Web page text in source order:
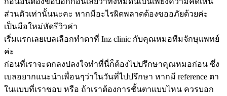
ส่วนตัวเท่านั้นนะคะ หากมีอะไรผิดพลาดต้องขออภัยด้วยค่ะ
เป็นมือใหม่หัดรีวิวค่า
เริ่มแรกเลยเบลเลือกทำตาที่ Inz clinic กับคุณหมอทีมจักษุแพทย์
ค่ะ
ก่อนที่เราจะตกลงปลงใจทำที่นี่ก็ต้องไปปรึกษาคุณหมอก่อน ซึ่ง
เบลอยากแนะนำเพื่อนๆว่าในวันที่ไปปรึกษา หากมี reference ตา
ในแบบที่เราชอบ หรือ ถ้าเราต้องการชั้นตาแบบไหน ควรบอก